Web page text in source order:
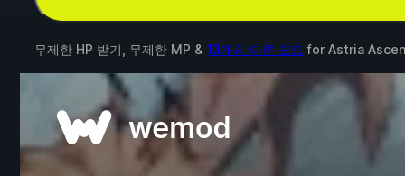
무제한 HP 받기, 무제한 MP & 13개의 다른 모드 for Astria